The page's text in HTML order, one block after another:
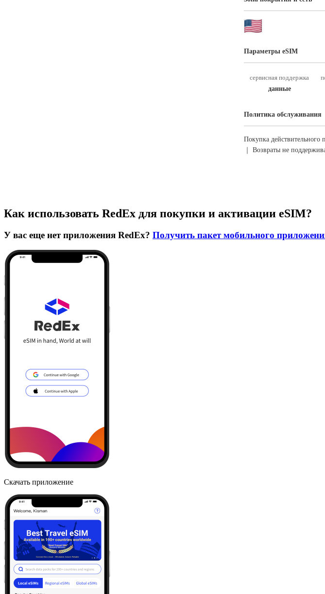
Параметры eSIM
сервисная поддержка
данные
Политика обслуживания
Покупка действительного
｜ Возвраты не
Как использовать RedEx для покупки и активации eSIM?
У вас еще нет приложения RedEx? Получить пакет мобильного
Скачать приложение